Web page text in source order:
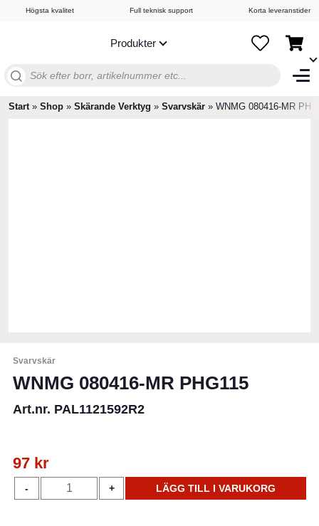
Högsta kvalitet Full teknisk support Korta leveranstider
Produkter
Sök
Start» Shop » Skärande Verktyg » Svarvskär » WNMG 080416-MR
Svarvskär
WNMG 080416-MR PHG115
Art.nr. PAL1121592R2
97 kr
-
WNMG
080416-
+ LÄGG TILL I VARUKORG